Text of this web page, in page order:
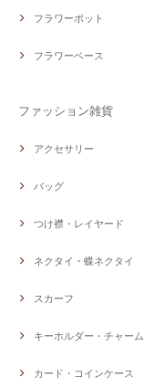
フラワーポット
フラワーベース
ファッション雑貨
アクセサリー
バッグ
つけ襟・レイヤード
ネクタイ・蝶ネクタイ
スカーフ
キーホルダー・チャーム
カード・コインケース